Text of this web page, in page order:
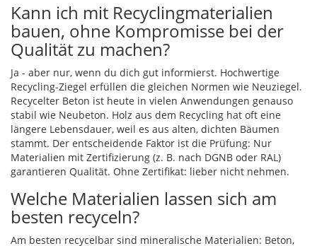
Kann ich mit Recyclingmaterialien
bauen, ohne Kompromisse bei der
Qualität zu machen?
Ja - aber nur, wenn du dich gut informierst. Hochwertige
Recycling-Ziegel erfüllen die gleichen Normen wie Neuziegel.
Recycelter Beton ist heute in vielen Anwendungen genauso
stabil wie Neubeton. Holz aus dem Recycling hat oft eine
längere Lebensdauer, weil es aus alten, dichten Bäumen
stammt. Der entscheidende Faktor ist die Prüfung: Nur
Materialien mit Zertifizierung (z. B. nach DGNB oder RAL)
garantieren Qualität. Ohne Zertifikat: lieber nicht nehmen.
Welche Materialien lassen sich am
besten recyceln?
Am besten recycelbar sind mineralische Materialien: Beton,